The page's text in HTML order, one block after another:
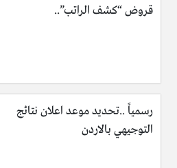
قروض “كشف الراتب”..
رسمياً ..تحديد موعد اعلان نتائج
التوجيهي بالاردن